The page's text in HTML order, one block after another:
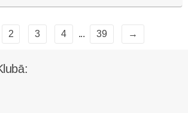
2 3 4 ... 39 →